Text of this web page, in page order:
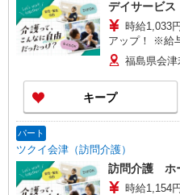
デイサービス
時給1,033円〜1,529円
アップ！ ※給
福島県会
キープ
パート
ツクイ会津（訪問介護）
訪問介護 ホ
時給1,154円〜1,682円